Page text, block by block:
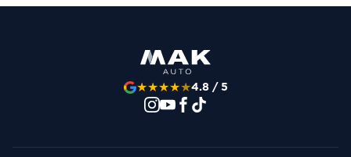
★★★★★4.8 / 5